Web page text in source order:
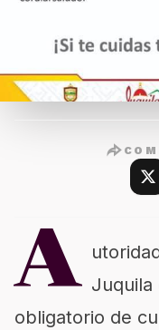
A Juquila
obligatorio de